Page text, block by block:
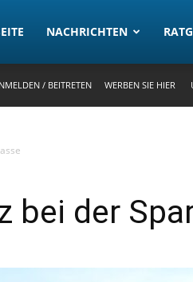
NACHRICHTEN
/ BEITRETEN WERBEN SIE HIER
bei der